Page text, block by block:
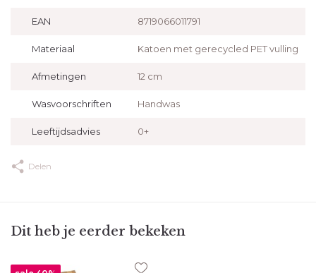
EAN 8719066011791
Materiaal Katoen met gerecycled PET vulling
Afmetingen 12 cm
Wasvoorschriften Handwas
Leeftijdsadvies 0+
Delen
Dit heb je eerder bekeken